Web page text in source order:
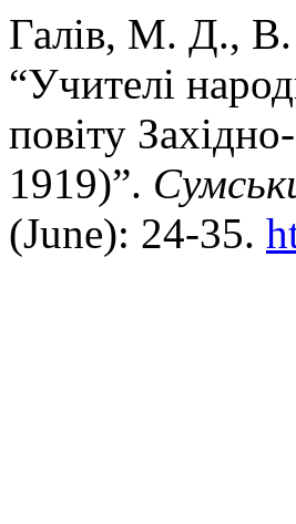
Галів, М. Д.,
“Учителі
повіту
1919)”.
(June): 24-35.